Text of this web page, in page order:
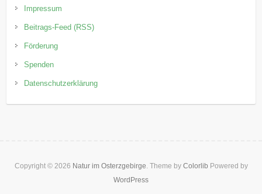
Impressum
Beitrags-Feed (RSS)
Förderung
Spenden
Datenschutzerklärung
Copyright © 2026 Natur im Osterzgebirge. Theme by Colorlib Powered by
WordPress